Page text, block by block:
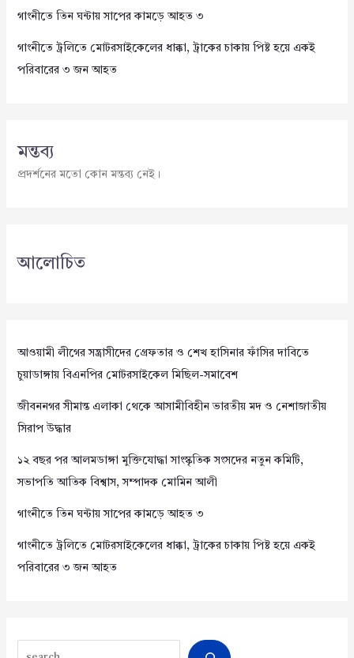
গাংনীতে তিন ঘন্টায় সাপের কামড়ে আহত ৩
গাংনীতে ট্রলিতে মোটরসাইকেলের ধাক্কা, ট্রাকের চাকায় পিষ্ট হয়ে একই
পরিবারের ৩ জন আহত
মন্তব্য
প্রদর্শনের মতো কোন মন্তব্য নেই।
আলোচিত
আওয়ামী লীগের সন্ত্রাসীদের গ্রেফতার ও শেখ হাসিনার ফাঁসির দাবিতে
চুয়াডাঙ্গায় বিএনপির মোটরসাইকেল মিছিল-সমাবেশ
জীবননগর সীমান্ত এলাকা থেকে আসামীবিহীন ভারতীয় মদ ও নেশাজাতীয়
সিরাপ উদ্ধার
১২ বছর পর আলমডাঙ্গা মুক্তিযোদ্ধা সাংস্কৃতিক সংসদের নতুন কমিটি,
সভাপতি আতিক বিশ্বাস, সম্পাদক মোমিন আলী
গাংনীতে তিন ঘন্টায় সাপের কামড়ে আহত ৩
গাংনীতে ট্রলিতে মোটরসাইকেলের ধাক্কা, ট্রাকের চাকায় পিষ্ট হয়ে একই
পরিবারের ৩ জন আহত